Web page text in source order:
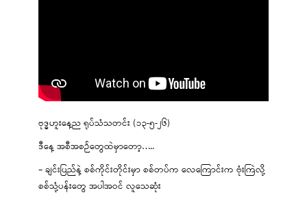
ဗုဒ္ဓဟူးနေ့ည ရုပ်သံသတင်း (၁၃-၅-၂၆)
ဒီနေ့ အစီအစဉ်တွေထဲမှာတော့…..
– ချင်းပြည်နဲ့ စစ်ကိုင်းတိုင်းမှာ စစ်တပ်က လေကြောင်းက ဗုံးကြဲလို့
စစ်သုံ့ပန်းတွေ အပါအဝင် လူသေဆုံး